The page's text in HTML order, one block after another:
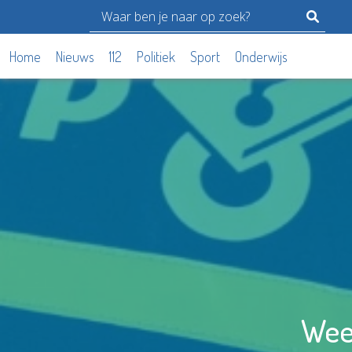
Home Nieuws 112 Politiek Sport Onderwijs